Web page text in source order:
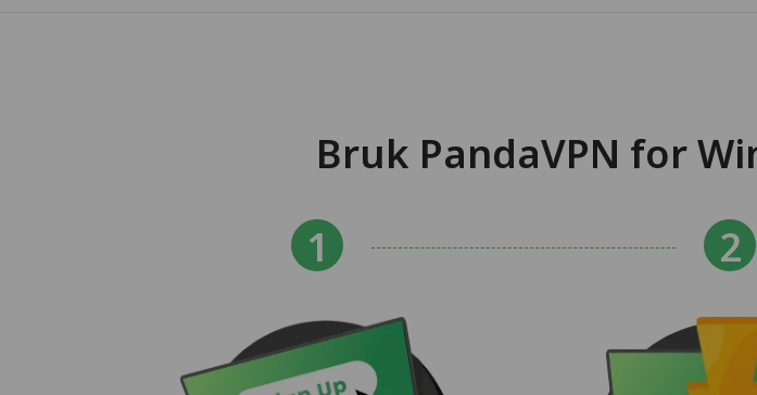
Bruk PandaVPN for